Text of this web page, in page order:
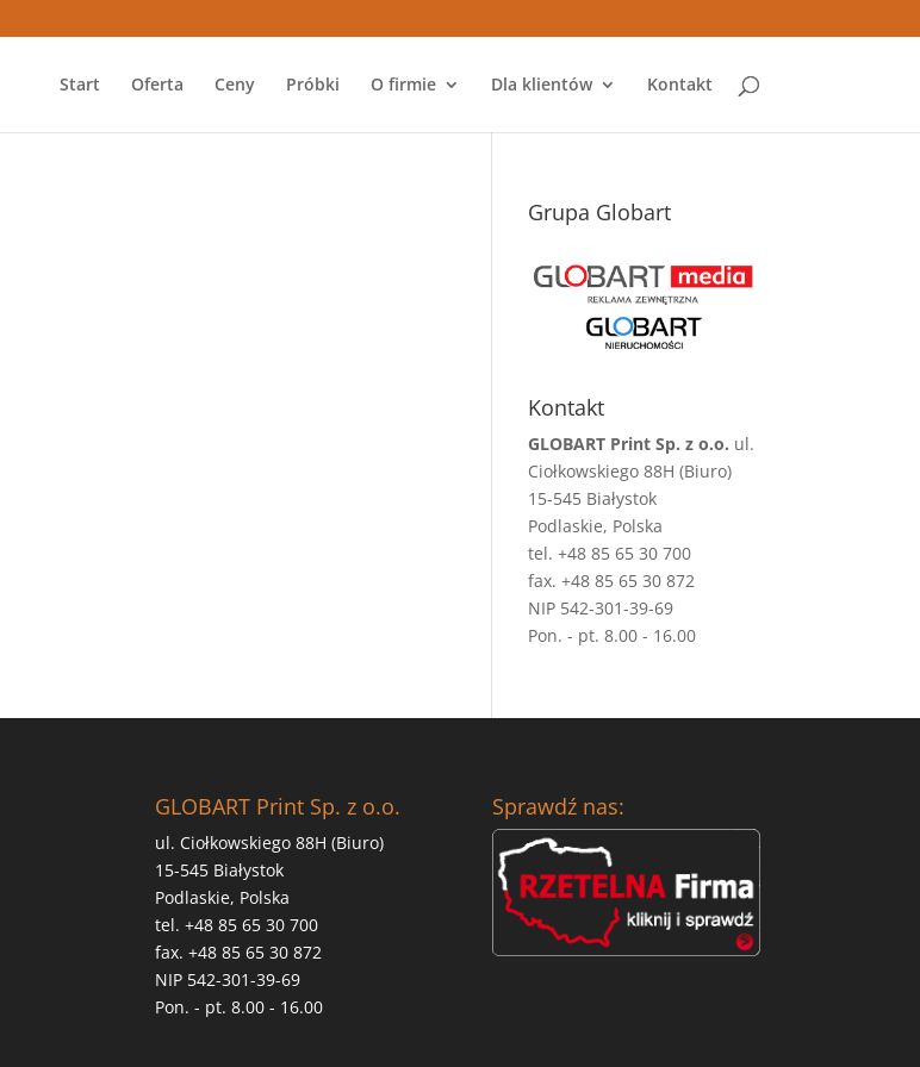
Start Oferta Ceny Próbki O firmie Dla klientów Kontakt
Grupa Globart
Kontakt
GLOBART Print Sp. z o.o. ul.
Ciołkowskiego 88H (Biuro)
15-545 Białystok
Podlaskie, Polska
tel. +48 85 65 30 700
fax. +48 85 65 30 872
NIP 542-301-39-69
Pon. - pt. 8.00 - 16.00
GLOBART Print Sp. z o.o.
ul. Ciołkowskiego 88H (Biuro)
15-545 Białystok
Podlaskie, Polska
tel. +48 85 65 30 700
fax. +48 85 65 30 872
NIP 542-301-39-69
Pon. - pt. 8.00 - 16.00
Sprawdź nas: